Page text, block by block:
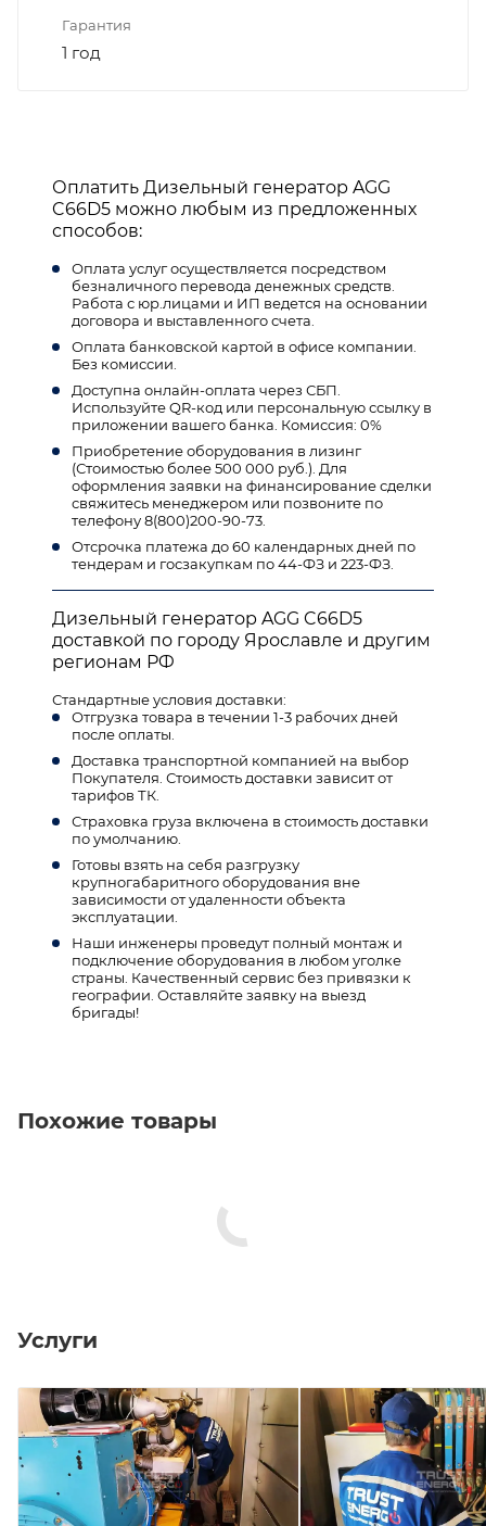
Гарантия
1 год
Оплатить Дизельный генератор AGG
C66D5 можно любым из предложенных
способов:
Оплата услуг осуществляется посредством
безналичного перевода денежных средств.
Работа с юр.лицами и ИП ведется на основании
договора и выставленного счета.
Оплата банковской картой в офисе компании.
Без комиссии.
Доступна онлайн-оплата через СБП.
Используйте QR-код или персональную ссылку в
приложении вашего банка. Комиссия: 0%
Приобретение оборудования в лизинг
(Стоимостью более 500 000 руб.). Для
оформления заявки на финансирование сделки
свяжитесь менеджером или позвоните по
телефону 8(800)200-90-73.
Отсрочка платежа до 60 календарных дней по
тендерам и госзакупкам по 44-ФЗ и 223-ФЗ.
Дизельный генератор AGG C66D5
доставкой по городу Ярославле и другим
регионам РФ
Стандартные условия доставки:
Отгрузка товара в течении 1-3 рабочих дней
после оплаты.
Доставка транспортной компанией на выбор
Покупателя. Стоимость доставки зависит от
тарифов ТК.
Страховка груза включена в стоимость доставки
по умолчанию.
Готовы взять на себя разгрузку
крупногабаритного оборудования вне
зависимости от удаленности объекта
эксплуатации.
Наши инженеры проведут полный монтаж и
подключение оборудования в любом уголке
страны. Качественный сервис без привязки к
географии. Оставляйте заявку на выезд
бригады!
Похожие товары
Услуги